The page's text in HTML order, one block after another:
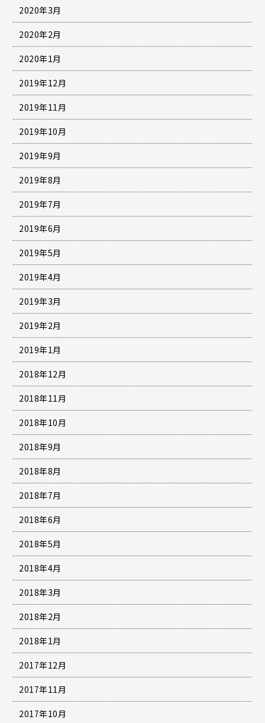
2020年3月
2020年2月
2020年1月
2019年12月
2019年11月
2019年10月
2019年9月
2019年8月
2019年7月
2019年6月
2019年5月
2019年4月
2019年3月
2019年2月
2019年1月
2018年12月
2018年11月
2018年10月
2018年9月
2018年8月
2018年7月
2018年6月
2018年5月
2018年4月
2018年3月
2018年2月
2018年1月
2017年12月
2017年11月
2017年10月